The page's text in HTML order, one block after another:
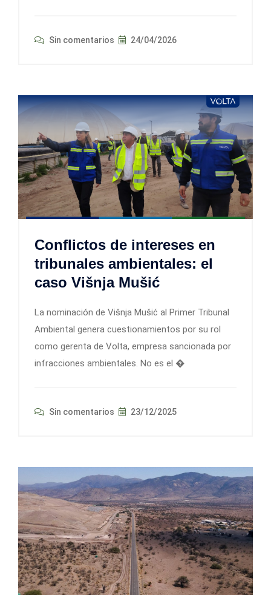
Sin comentarios 24/04/2026
Conflictos de intereses en
tribunales ambientales: el
caso Višnja Mušić
La nominación de Višnja Mušić al Primer Tribunal
Ambiental genera cuestionamientos por su rol
como gerenta de Volta, empresa sancionada por
infracciones ambientales. No es el �
Sin comentarios 23/12/2025